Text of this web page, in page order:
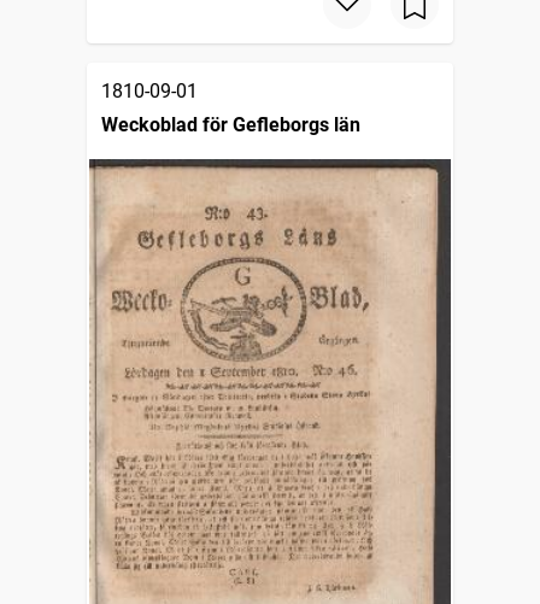
1810-09-01
Weckoblad för Gefleborgs län